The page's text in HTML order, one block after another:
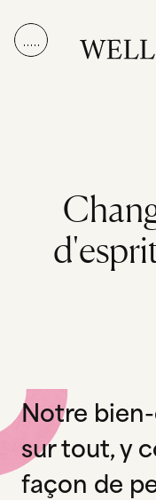
Chan
d'espri
Notre
sur tout, y
façon de